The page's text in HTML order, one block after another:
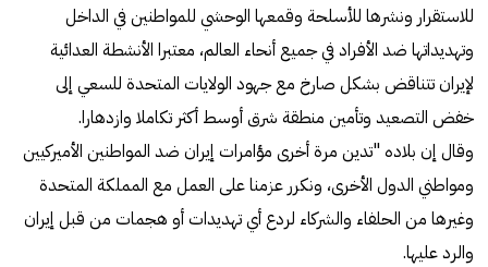
للاستقرار ونشرها للأسلحة وقمعها الوحشي للمواطنين في الداخل
وتهديداتها ضد الأفراد في جميع أنحاء العالم، معتبرا الأنشطة العدائية
لإيران تتناقض بشكل صارخ مع جهود الولايات المتحدة للسعي إلى
خفض التصعيد وتأمين منطقة شرق أوسط أكثر تكاملا وازدهارا.
وقال إن بلاده "تدين مرة أخرى مؤامرات إيران ضد المواطنين الأميركيين
ومواطني الدول الأخرى، ونكرر عزمنا على العمل مع المملكة المتحدة
وغيرها من الحلفاء والشركاء لردع أي تهديدات أو هجمات من قبل إيران
والرد عليها.